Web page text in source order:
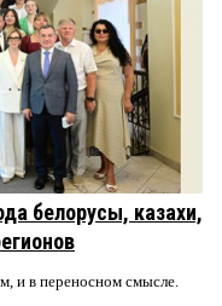
белорусы, казахи,
и в переносном смысле.